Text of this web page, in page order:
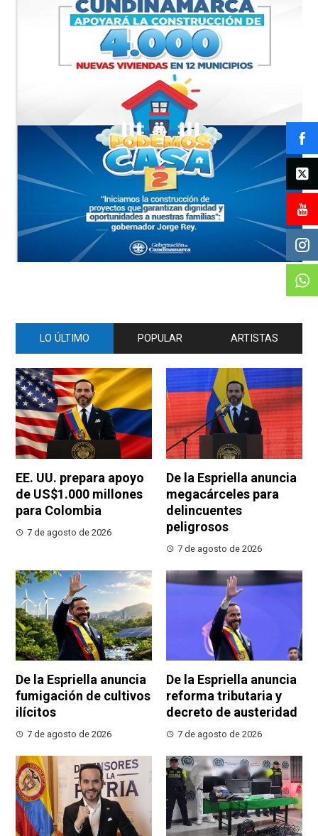
LO ÚLTIMO POPULAR ARTISTAS
EE. UU. prepara apoyo
de US$1.000 millones
para Colombia
7 de agosto de 2026
De la Espriella anuncia
megacárceles para
delincuentes
peligrosos
7 de agosto de 2026
De la Espriella anuncia
fumigación de cultivos
ilícitos
7 de agosto de 2026
De la Espriella anuncia
reforma tributaria y
decreto de austeridad
7 de agosto de 2026